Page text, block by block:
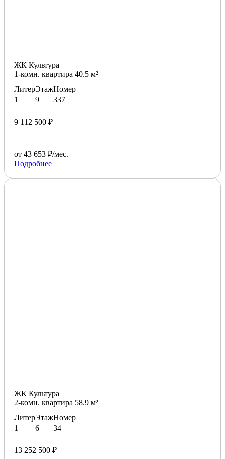
ЖК Культура
1-комн. квартира 40.5 м²
Литер
1
Этаж
9
Номер
337
9 112 500 ₽
от 43 653 ₽/мес.
Подробнее
ЖК Культура
2-комн. квартира 58.9 м²
Литер
1
Этаж
6
Номер
34
13 252 500 ₽